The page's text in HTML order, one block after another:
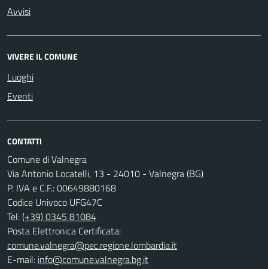
Avvisi
VIVERE IL COMUNE
Luoghi
Eventi
CONTATTI
Comune di Valnegra
Via Antonio Locatelli, 13 - 24010 - Valnegra (BG)
P. IVA e C.F.: 00649880168
Codice Univoco UFG47C
Tel:(+39) 0345 81084
Posta Elettronica Certificata:
comune.valnegra@pec.regione.lombardia.it
E-mail: info@comune.valnegra.bg.it